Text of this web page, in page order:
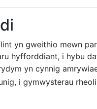
yn gweithio mewn
hyfforddiant, i hybu
yn cynnig
i gymwysterau